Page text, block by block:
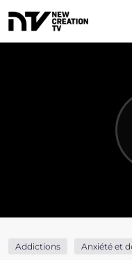
Addictions Anxiété et